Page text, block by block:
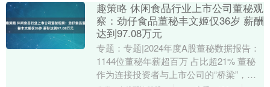
趣策略 休闲食品行业上市公司董秘观
察：劲仔食品董秘丰文姬仅36岁 薪酬
达到97.08万元
专题：专题|2024年度A股董秘数据报告：
1144位董秘年薪超百万 占比超21% 董秘
作为连接投资者与上市公司的“桥梁”，在